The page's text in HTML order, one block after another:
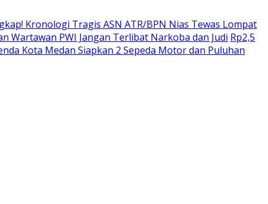
Kronologi Tragis ASN ATR/BPN Nias Tewas Lompat
Wartawan PWI Jangan Terlibat Narkoba dan Judi Rp2,5
Kota Medan Siapkan 2 Sepeda Motor dan Puluhan